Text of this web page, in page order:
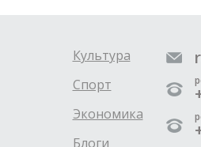
Культура
Спорт
Экономика
Блоги